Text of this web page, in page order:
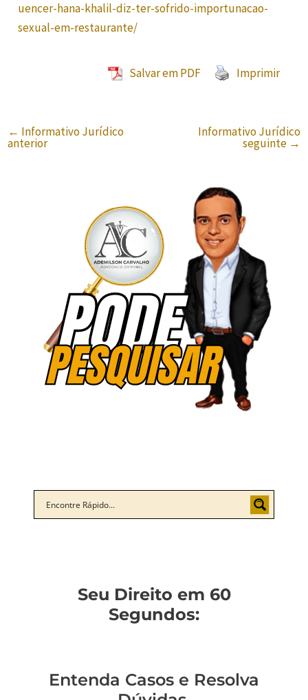
uencer-hana-khalil-diz-ter-sofrido-importunacao-
sexual-em-restaurante/
Salvar em PDF Imprimir
← Informativo Jurídico
anterior
Informativo Jurídico
seguinte →
Seu Direito em 60
Segundos:
Entenda Casos e Resolva